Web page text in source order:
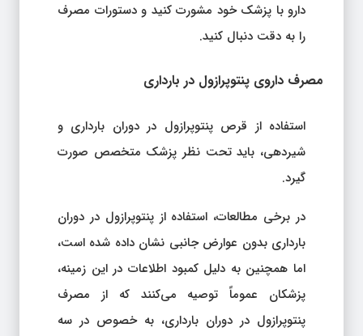
دارو با پزشک خود مشورت کنید و دستورات مصرف
را به دقت دنبال کنید.
مصرف داروی پنتوپرازول در بارداری
استفاده از قرص پنتوپرازول در دوران بارداری و
شیردهی، باید تحت نظر پزشک متخصص صورت
گیرد.
در برخی مطالعات، استفاده از پنتوپرازول در دوران
بارداری بدون عوارض جانبی نشان داده شده است،
اما همچنین به دلیل کمبود اطلاعات در این زمینه،
پزشکان عموماً توصیه می‌کنند که از مصرف
پنتوپرازول در دوران بارداری، به خصوص در سه